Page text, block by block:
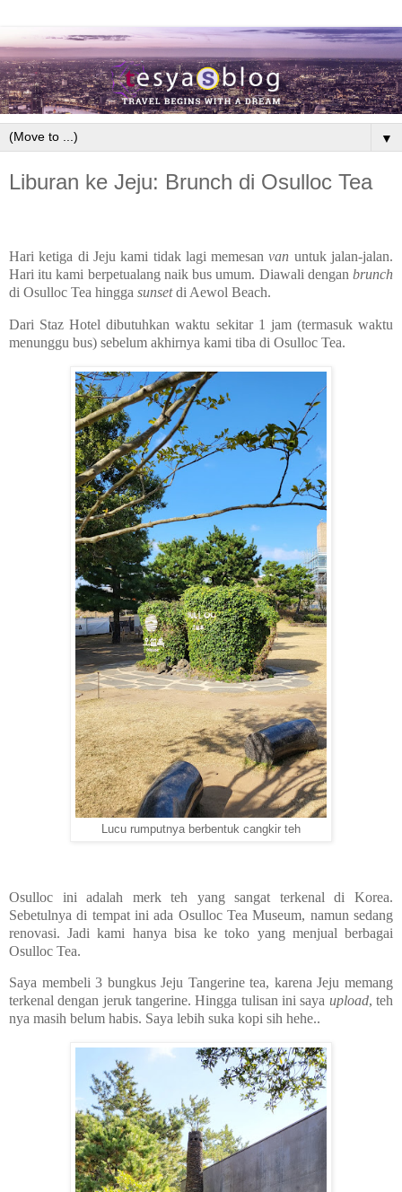
▼
Liburan ke Jeju: Brunch di Osulloc Tea
Hari ketiga di Jeju kami tidak lagi memesanvan untuk jalan-jalan.
Hari itu kami berpetualang naik bus umum. Diawali dengan brunch
di Osulloc Tea hingga sunsetdi Aewol Beach.
Dari Staz Hotel dibutuhkan waktu sekitar 1 jam (termasuk waktu
menunggu bus) sebelum akhirnya kami tiba di Osulloc Tea.
Lucu rumputnya berbentuk cangkir teh
Osulloc ini adalah merk teh yang sangat terkenal di Korea.
Sebetulnya di tempat ini ada Osulloc Tea Museum, namun sedang
renovasi. Jadi kami hanya bisa ke toko yang menjual berbagai
Osulloc Tea.
Saya membeli 3 bungkus Jeju Tangerine tea, karena Jeju memang
terkenal dengan jeruk tangerine. Hingga tulisan ini saya upload, teh
nya masih belum habis. Saya lebih suka kopi sih hehe..